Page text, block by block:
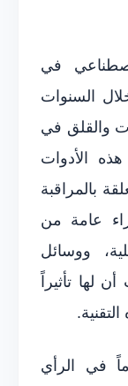
في
السنوات
والقلق في
الأدوات
بالمراقبة
عامة من
ووسائل
لها تأثيراً
في الرأي